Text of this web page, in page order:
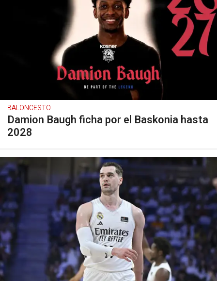
BALONCESTO
Damion Baugh ficha por el Baskonia hasta
2028